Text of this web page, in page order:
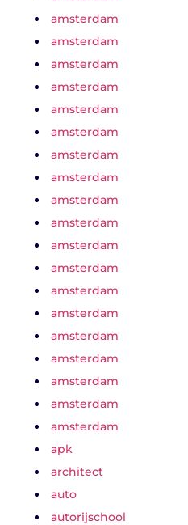
amsterdam
amsterdam
amsterdam
amsterdam
amsterdam
amsterdam
amsterdam
amsterdam
amsterdam
amsterdam
amsterdam
amsterdam
amsterdam
amsterdam
amsterdam
amsterdam
amsterdam
amsterdam
amsterdam
apk
architect
auto
autorijschool